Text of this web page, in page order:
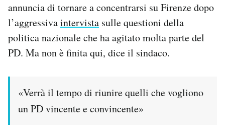
PODCAST
NEWSLETTER
I MIEI PREFERITI
annuncia di tornare a concentrarsi su Firenze dopo
l’aggressivaintervista sulle questioni della
politica nazionale che ha agitato molta parte del
PD. Ma non è finita qui, dice il sindaco.
«Verrà il tempo di riunire quelli che vogliono
un PD vincente e convincente»